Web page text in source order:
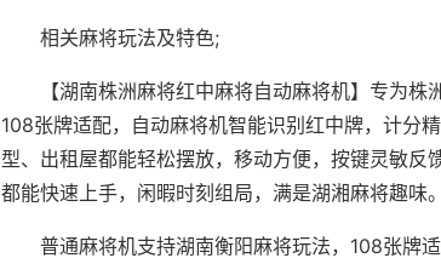
相关麻将玩法及特色;
【湖南株洲麻将红中麻将自动麻将机】专为株
108张牌适配，自动麻将机智能识别红中牌，计分
型、出租屋都能轻松摆放，移动方便，按键灵敏
都能快速上手，闲暇时刻组局，满是湖湘麻将趣味。
普通麻将机支持湖南衡阳麻将玩法，108张牌